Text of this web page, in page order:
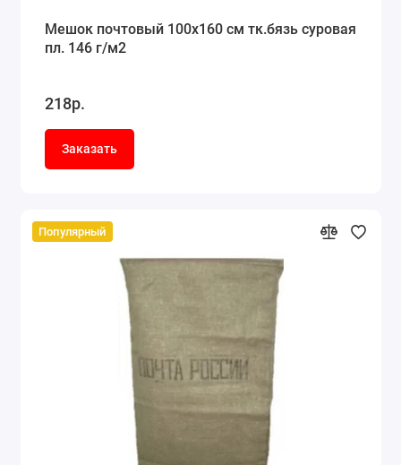
Мешок почтовый 100x160 см тк.бязь суровая
пл. 146 г/м2
218р.
Заказать
Популярный